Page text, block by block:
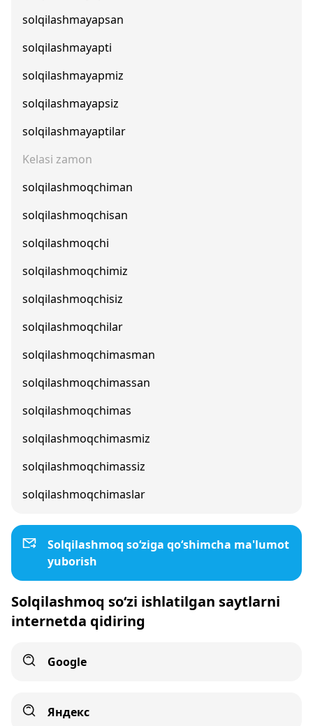
solqilashmayapsan
solqilashmayapti
solqilashmayapmiz
solqilashmayapsiz
solqilashmayaptilar
Kelasi zamon
solqilashmoqchiman
solqilashmoqchisan
solqilashmoqchi
solqilashmoqchimiz
solqilashmoqchisiz
solqilashmoqchilar
solqilashmoqchimasman
solqilashmoqchimassan
solqilashmoqchimas
solqilashmoqchimasmiz
solqilashmoqchimassiz
solqilashmoqchimaslar
Solqilashmoq so‘ziga qo‘shimcha ma'lumot
yuborish
Solqilashmoq so‘zi ishlatilgan saytlarni
internetda qidiring
Google
Яндекс